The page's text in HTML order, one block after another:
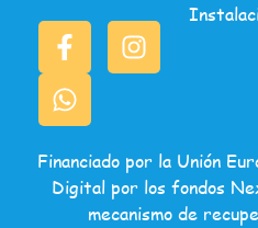
Financiado por la Unión
Digital por los fondos
mecanismo de